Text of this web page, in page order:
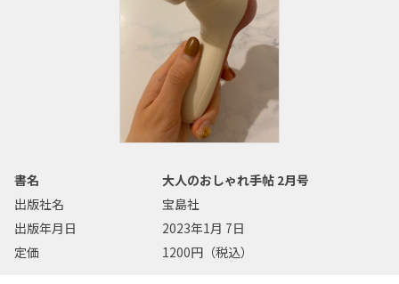
書名
大人のおしゃれ手帖 2月号
出版社名
宝島社
出版年月日
2023年1月 7日
定価
1200円（税込）